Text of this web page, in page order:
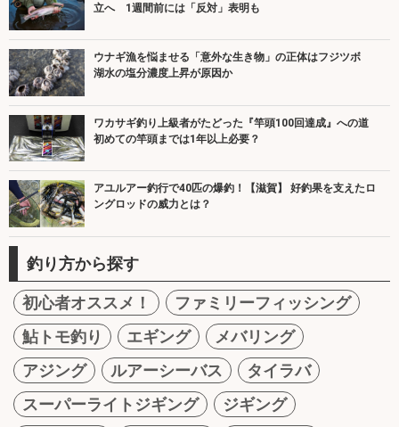
立へ 1週間前には「反対」表明も
ウナギ漁を悩ませる「意外な生き物」の正体はフジツボ
湖水の塩分濃度上昇が原因か
ワカサギ釣り上級者がたどった『竿頭100回達成』への道
初めての竿頭までは1年以上必要？
アユルアー釣行で40匹の爆釣！【滋賀】 好釣果を支えたロ
ングロッドの威力とは？
釣り方から探す
初心者オススメ！
ファミリーフィッシング
鮎トモ釣り
エギング
メバリング
アジング
ルアーシーバス
タイラバ
スーパーライトジギング
ジギング